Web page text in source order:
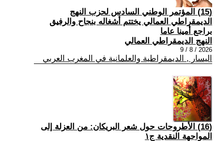
(15) المؤتمر الوطني السادس لحزب النهج
الديمقراطي العمالي يختتم أشغاله بنجاح والرفيق
براجع أمينا عاما
النهج الديمقراطي العمالي
2026 / 8 / 9
اليسار , الديمقراطية والعلمانية في المغرب العربي
(16) الأطروحات حول شعر البريكان: من العزلة إلى
المواجهة النقدية ج١